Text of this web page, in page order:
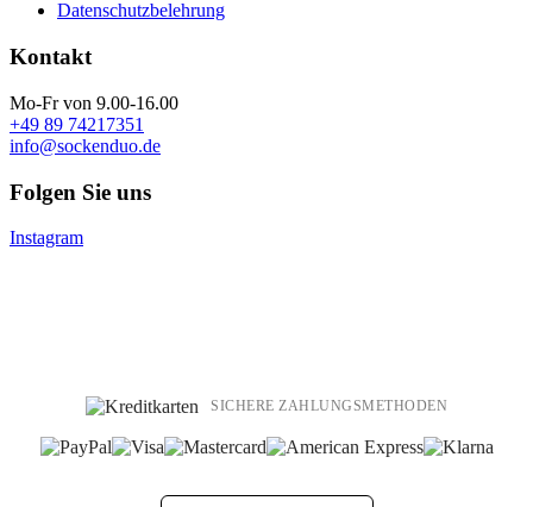
Datenschutzbelehrung
Kontakt
Mo-Fr von 9.00-16.00
+49 89 74217351
info@sockenduo.de
Folgen Sie uns
Instagram
SICHERE ZAHLUNGSMETHODEN